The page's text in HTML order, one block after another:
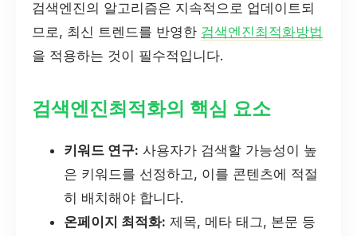
검색엔진의 알고리즘은 지속적으로 업데이트되
므로, 최신 트렌드를 반영한 검색엔진최적화방법
을 적용하는 것이 필수적입니다.
검색엔진최적화의 핵심 요소
키워드 연구: 사용자가 검색할 가능성이 높
은 키워드를 선정하고, 이를 콘텐츠에 적절
히 배치해야 합니다.
온페이지 최적화: 제목, 메타 태그, 본문 등